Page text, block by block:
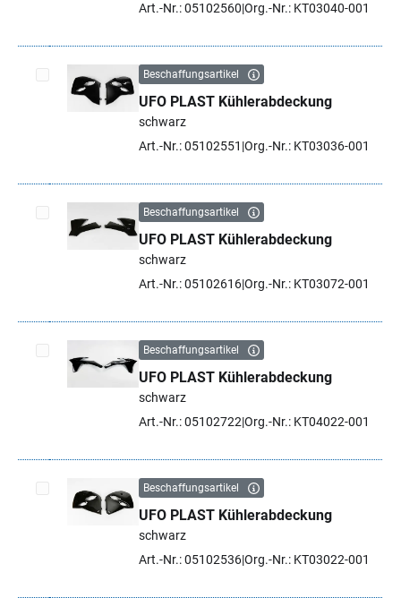
Art.-Nr.: 05102560 Org.-Nr.: KT03040-001
Artikel auswählen
Beschaffungsartikel
UFO PLAST Kühlerabdeckung
schwarz
Art.-Nr.: 05102551 Org.-Nr.: KT03036-001
Artikel auswählen
Beschaffungsartikel
UFO PLAST Kühlerabdeckung
schwarz
Art.-Nr.: 05102616Org.-Nr.: KT03072-001
Artikel auswählen
Beschaffungsartikel
UFO PLAST Kühlerabdeckung
schwarz
Art.-Nr.: 05102722 Org.-Nr.: KT04022-001
Artikel auswählen
Beschaffungsartikel
UFO PLAST Kühlerabdeckung
schwarz
Art.-Nr.: 05102536Org.-Nr.: KT03022-001